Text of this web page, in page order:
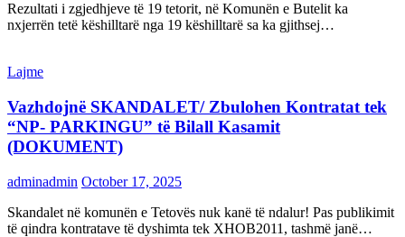
Rezultati i zgjedhjeve të 19 tetorit, në Komunën e Butelit ka
nxjerrën tetë këshilltarë nga 19 këshilltarë sa ka gjithsej…
Lajme
Vazhdojnë SKANDALET/ Zbulohen Kontratat tek
“NP- PARKINGU” të Bilall Kasamit
(DOKUMENT)
adminadmin October 17, 2025
Skandalet në komunën e Tetovës nuk kanë të ndalur! Pas publikimit
të qindra kontratave të dyshimta tek XHOB2011, tashmë janë…